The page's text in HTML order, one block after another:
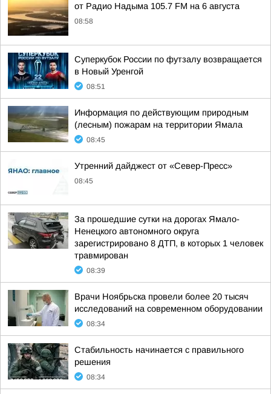
от Радио Надыма 105.7 FM на 6 августа
08:58
Суперкубок России по футзалу возвращается
в Новый Уренгой
08:51
Информация по действующим природным
(лесным) пожарам на территории Ямала
08:45
Утренний дайджест от «Север-Пресс»
08:45
За прошедшие сутки на дорогах Ямало-
Ненецкого автономного округа
зарегистрировано 8 ДТП, в которых 1 человек
травмирован
08:39
Врачи Ноябрьска провели более 20 тысяч
исследований на современном оборудовании
08:34
Стабильность начинается с правильного
решения
08:34